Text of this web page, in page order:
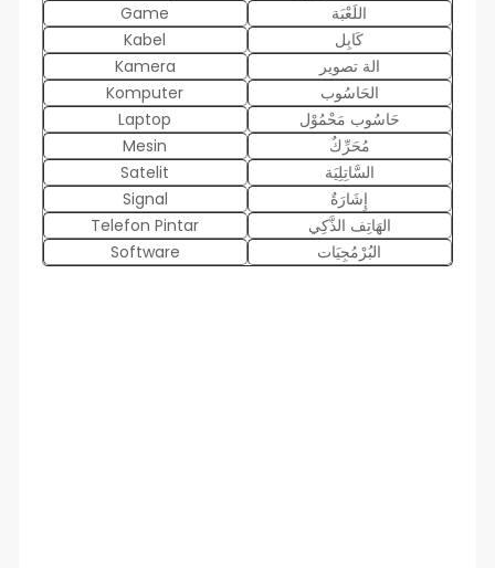
Game
اللَعْبَة
Kabel
كَابِل
Kamera
الة تصوير
Komputer
الحَاسُوب
Laptop
حَاسُوب مَحْمُوْل
Mesin
مُحَرِّكٌ
Satelit
السَّاتِلِيَة
Signal
إِشَارَةٌ
Telefon Pintar
الهَاتِف الذَّكِي
Software
البُرْمُجِيَات